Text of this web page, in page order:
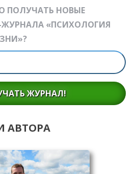
ПОЛУЧАТЬ НОВЫЕ
«ПСИХОЛОГИЯ
ЖУРНАЛ!
АВТОРА